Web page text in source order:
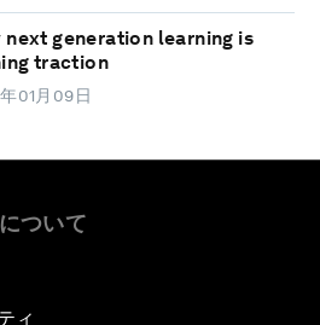
next generation learning is
traction
01月09日
ついて
ィ